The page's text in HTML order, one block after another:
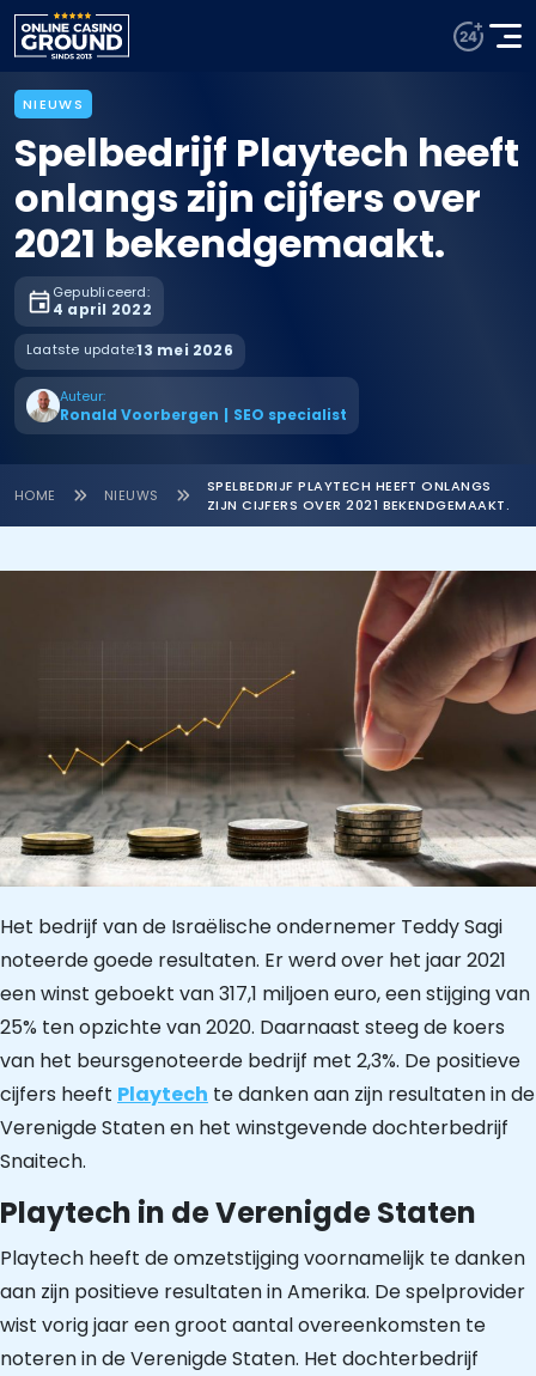
NIEUWS
Spelbedrijf Playtech heeft
onlangs zijn cijfers over
2021 bekendgemaakt.
Gepubliceerd:
4 april 2022
Laatste update:13 mei 2026
Auteur:
Ronald Voorbergen | SEO specialist
HOME NIEUWS
SPELBEDRIJF PLAYTECH HEEFT ONLANGS
ZIJN CIJFERS OVER 2021 BEKENDGEMAAKT.
Het bedrijf van de Israëlische ondernemer Teddy Sagi
noteerde goede resultaten. Er werd over het jaar 2021
een winst geboekt van 317,1 miljoen euro, een stijging van
25% ten opzichte van 2020. Daarnaast steeg de koers
van het beursgenoteerde bedrijf met 2,3%. De positieve
cijfers heeft Playtech te danken aan zijn resultaten in de
Verenigde Staten en het winstgevende dochterbedrijf
Snaitech.
Playtech in de Verenigde Staten
Playtech heeft de omzetstijging voornamelijk te danken
aan zijn positieve resultaten in Amerika. De spelprovider
wist vorig jaar een groot aantal overeenkomsten te
noteren in de Verenigde Staten. Het dochterbedrijf